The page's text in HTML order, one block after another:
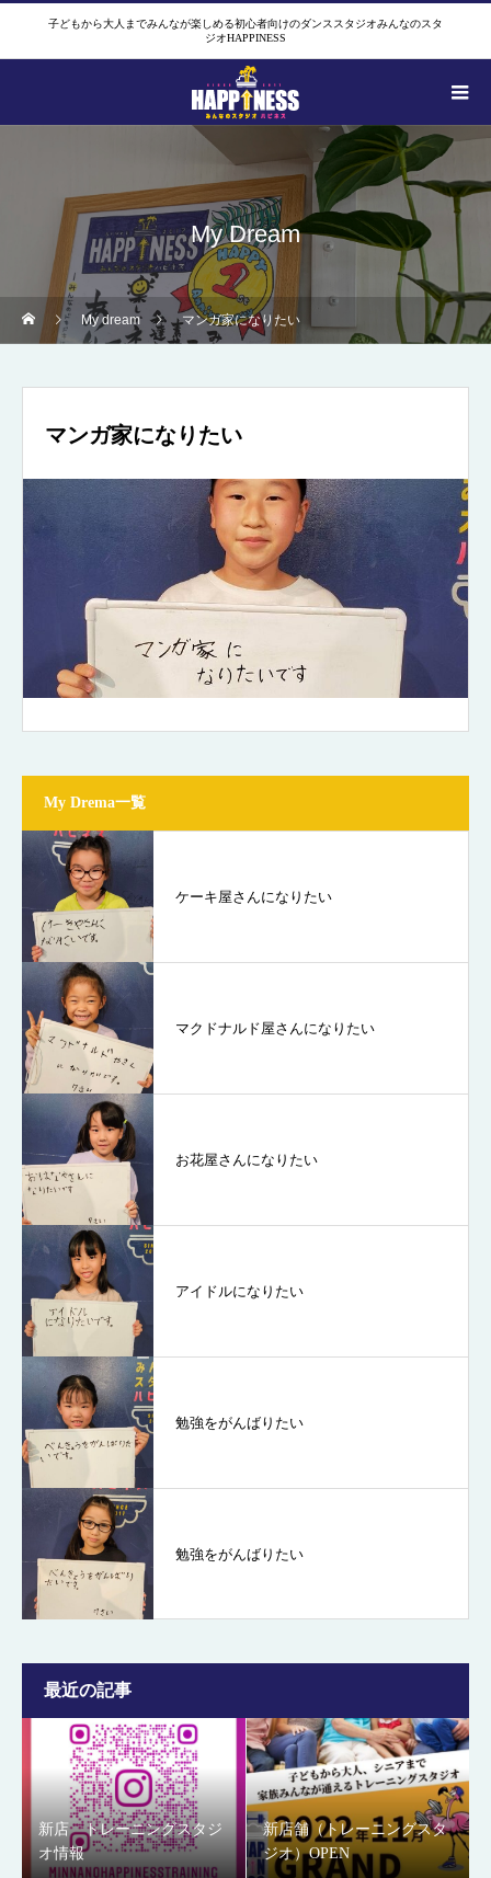
子どもから大人までみんなが楽しめる初心者向けのダンススタジオみんなのスタ
ジオHAPPINESS
My Dream
My dream マンガ家になりたい
マンガ家になりたい
My Drema一覧
ケーキ屋さんになりたい
マクドナルド屋さんになりたい
お花屋さんになりたい
アイドルになりたい
勉強をがんばりたい
勉強をがんばりたい
最近の記事
新店 トレーニングスタジ
オ情報
新店舗（トレーニングスタ
ジオ）OPEN